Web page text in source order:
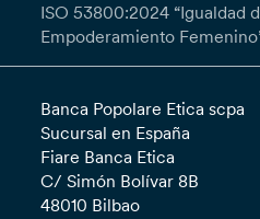
ISO 53800:2024 “Igualdad
Empoderamiento
Banca Popolare Etica scpa
Sucursal en España
Fiare Banca Etica
C/ Simón Bolívar 8B
48010 Bilbao